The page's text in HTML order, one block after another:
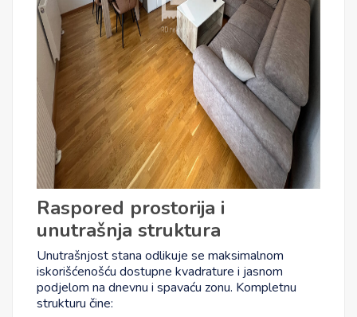
Raspored prostorija i
unutrašnja struktura
Unutrašnjost stana odlikuje se maksimalnom
iskorišćenošću dostupne kvadrature i jasnom
podjelom na dnevnu i spavaću zonu. Kompletnu
strukturu čine: